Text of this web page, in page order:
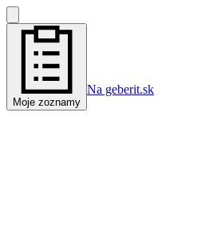
Moje zoznamy
Na geberit.sk